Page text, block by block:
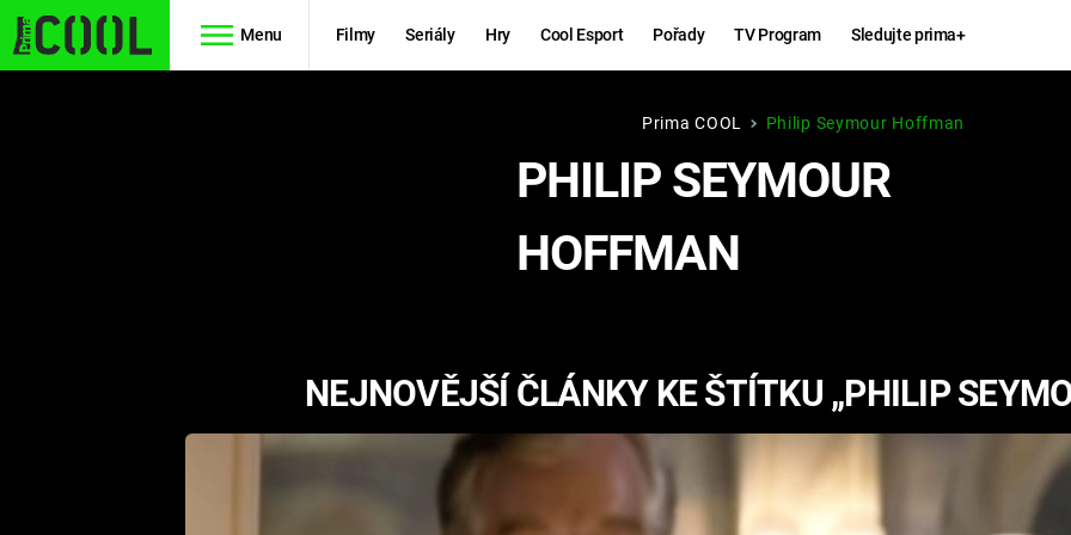
Menu Filmy Seriály Hry Cool Esport Pořady TV Program Sledujte prima+
PREDÁTOR
Hry
GTA 6
DELIVERANCE
ESPORT
CHUCK
NORRIS
Prima COOL Philip Seymour Hoffman
PHILIP SEYMOUR
HOFFMAN
NEJNOVĚJŠÍ ČLÁNKY KE ŠTÍTKU „PHILIP